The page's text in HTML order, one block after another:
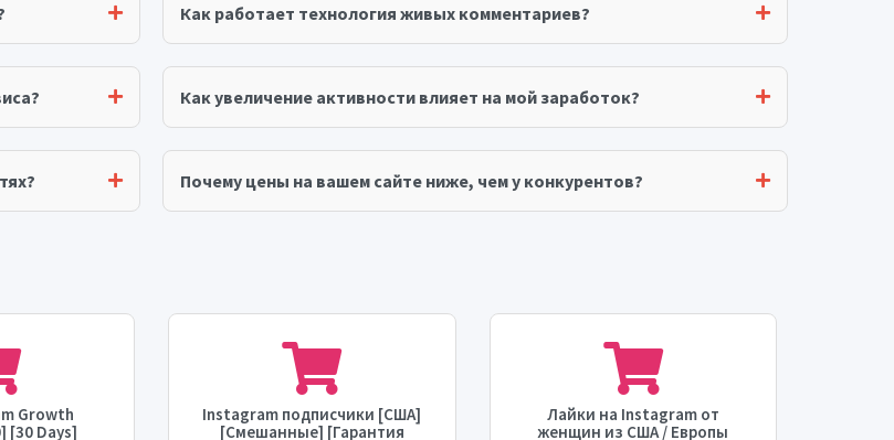
Как работает технология живых комментариев?
Как увеличение активности влияет на мой заработок?
Почему цены на вашем сайте ниже, чем у конкурентов?
Growth
[30 Days]
Instagram подписчики [США]
[Смешанные] [Гарантия
Лайки на Instagram от
женщин из США / Европы